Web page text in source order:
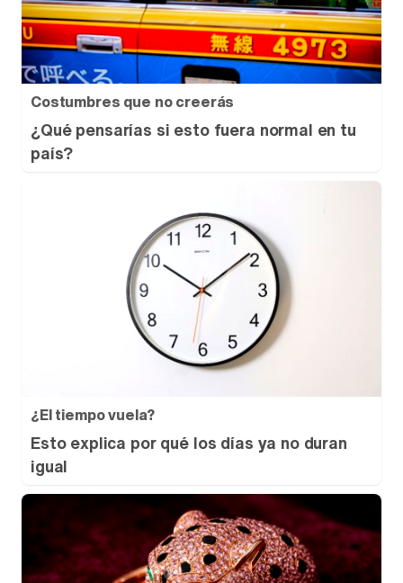
Costumbres que no creerás
¿Qué pensarías si esto fuera normal en tu
país?
¿El tiempo vuela?
Esto explica por qué los días ya no duran
igual